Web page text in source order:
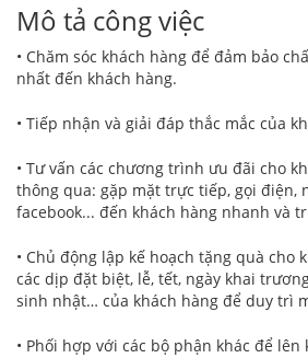
Mô tả công việc
• Chăm sóc khách hàng để đảm bảo
nhất đến khách hàng.
• Tiếp nhận và giải đáp thắc mắc của
• Tư vấn các chương trình ưu đãi cho
thông qua: gặp mặt trực tiếp, gọi điện,
facebook... đến khách hàng nhanh và
• Chủ động lập kế hoạch tặng quà cho
các dịp đặt biệt, lễ, tết, ngày khai
sinh nhật… của khách hàng để duy trì
• Phối hợp với các bộ phận khác để lên